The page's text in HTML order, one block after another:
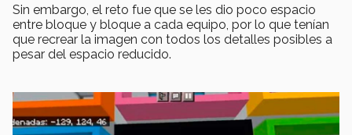
Sin embargo, el reto fue que se les dio poco espacio
entre bloque y bloque a cada equipo, por lo que tenían
que recrear la imagen con todos los detalles posibles a
pesar del espacio reducido.